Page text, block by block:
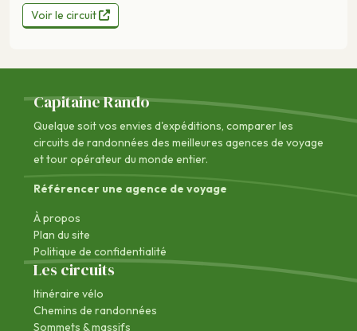
Voir le circuit
Capitaine Rando
Quelque soit vos envies d'expéditions, comparer les
circuits de randonnées des meilleures agences de voyage
et tour opérateur du monde entier.
Référencer une agence de voyage
À propos
Plan du site
Politique de confidentialité
Les circuits
Itinéraire vélo
Chemins de randonnées
Sommets & massifs